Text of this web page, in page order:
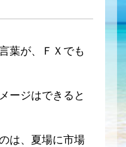
葉が、ＦＸでも
ージはできると
は、夏場に市場